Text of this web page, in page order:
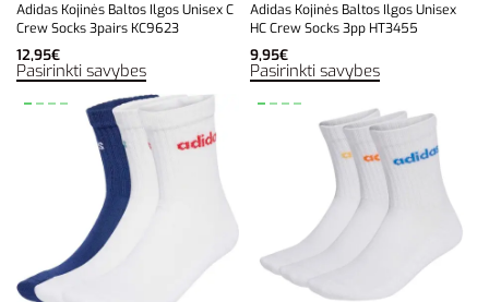
Adidas Kojinės Baltos Ilgos Unisex C
Crew Socks 3pairs KC9623
12,95€
Pasirinkti savybes
Adidas Kojinės Baltos Ilgos Unisex
HC Crew Socks 3pp HT3455
9,95€
Pasirinkti savybes